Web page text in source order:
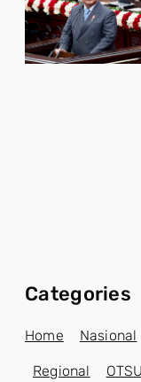
Categories
Home Nasional
Regional